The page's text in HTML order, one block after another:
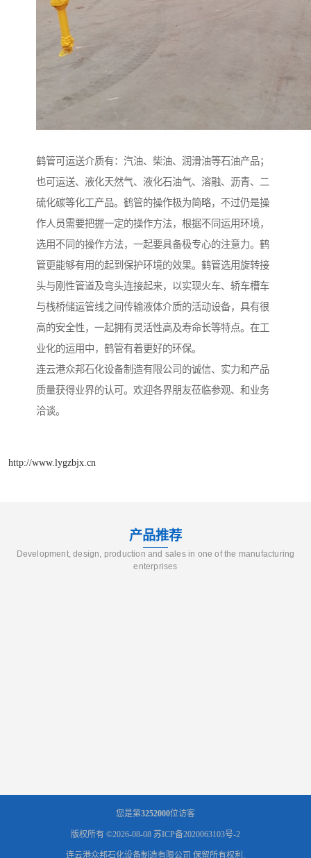
鹤管可运送介质有：汽油、柴油、润滑油等石油产品；
也可运送、液化天然气、液化石油气、溶融、沥青、二
硫化碳等化工产品。鹤管的操作极为简略，不过仍是操
作人员需要把握一定的操作方法，根据不同运用环境，
选用不同的操作方法，一起要具备极专心的注意力。鹤
管更能够有用的起到保护环境的效果。鹤管选用旋转接
头与刚性管道及弯头连接起来，以实现火车、轿车槽车
与栈桥储运管线之间传输液体介质的活动设备，具有很
高的安全性，一起拥有灵活性高及寿命长等特点。在工
业化的运用中，鹤管有着更好的环保。
连云港众邦石化设备制造有限公司的诚信、实力和产品
质量获得业界的认可。欢迎各界朋友莅临参观、和业务
洽谈。
http://www.lygzbjx.cn
产品推荐
Development, design, production and sales in one of the manufacturing
enterprises
您是第3252000位访客
版权所有 ©2026-08-08 苏ICP备2020063103号-2
连云港众邦石化设备制造有限公司 保留所有权利.